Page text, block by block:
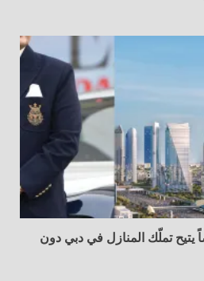
يتيح تملّك المنازل في دبي دون